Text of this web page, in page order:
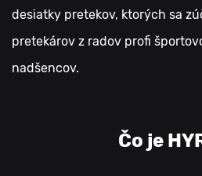
desiatky pretekov, ktorých sa
pretekárov z radov profi
nadšencov.
Čo je